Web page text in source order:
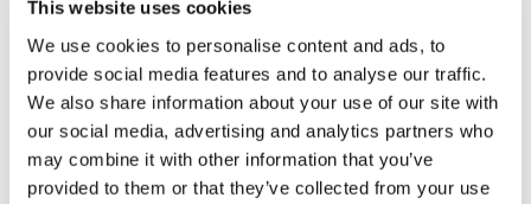
This website uses cookies
We use cookies to personalise content and ads, to
provide social media features and to analyse our traffic.
We also share information about your use of our site with
our social media, advertising and analytics partners who
may combine it with other information that you’ve
provided to them or that they’ve collected from your use
Kostenlose Lieferung für Bestellungen über 50€
innerhalb Deutschland
30 Tage Rückgaberecht
BESCHREIBUNG